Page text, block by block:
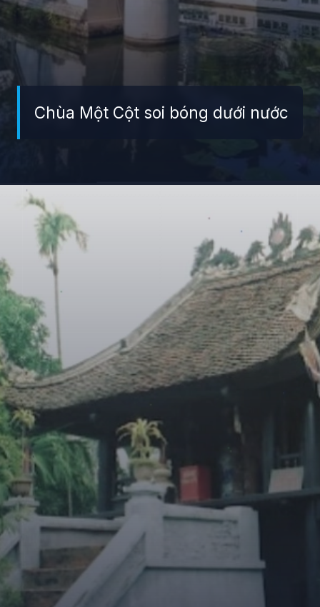
Chùa Một Cột soi bóng dưới nước
Đang mở